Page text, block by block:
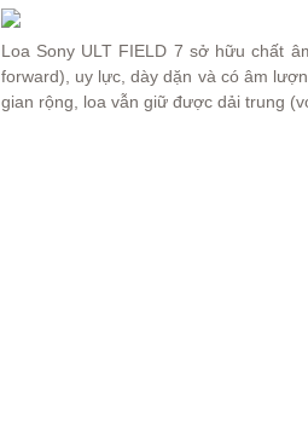
Loa Sony ULT FIELD 7 sở hữu chất
forward), uy lực, dày dặn và có âm
gian rộng, loa vẫn giữ được dải trung